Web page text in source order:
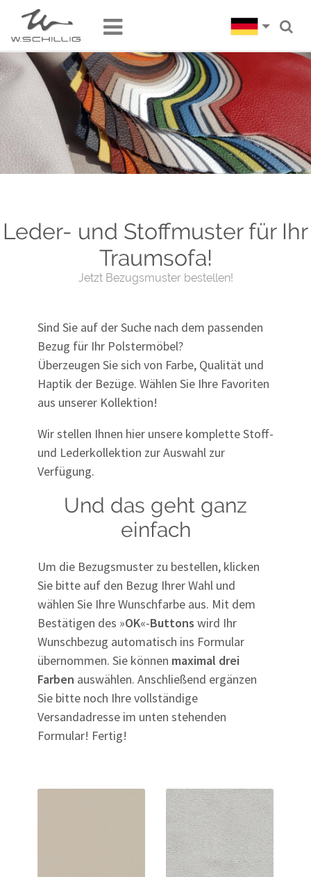
Leder- und Stoffmuster für Ihr
Traumsofa!
Jetzt Bezugsmuster bestellen!
Sind Sie auf der Suche nach dem passenden
Bezug für Ihr Polstermöbel?
Überzeugen Sie sich von Farbe, Qualität und
Haptik der Bezüge. Wählen Sie Ihre Favoriten
aus unserer Kollektion!
Wir stellen Ihnen hier unsere komplette Stoff-
und Lederkollektion zur Auswahl zur
Verfügung.
Und das geht ganz
einfach
Um die Bezugsmuster zu bestellen, klicken
Sie bitte auf den Bezug Ihrer Wahl und
wählen Sie Ihre Wunschfarbe aus. Mit dem
Bestätigen des »OK«-Buttons wird Ihr
Wunschbezug automatisch ins Formular
übernommen. Sie können maximal drei
Farben auswählen. Anschließend ergänzen
Sie bitte noch Ihre vollständige
Versandadresse im unten stehenden
Formular! Fertig!